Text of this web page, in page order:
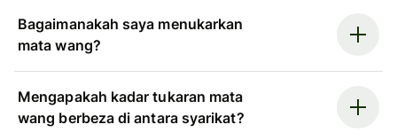
Bagaimanakah saya menukarkan
mata wang?
Mengapakah kadar tukaran mata
wang berbeza di antara syarikat?